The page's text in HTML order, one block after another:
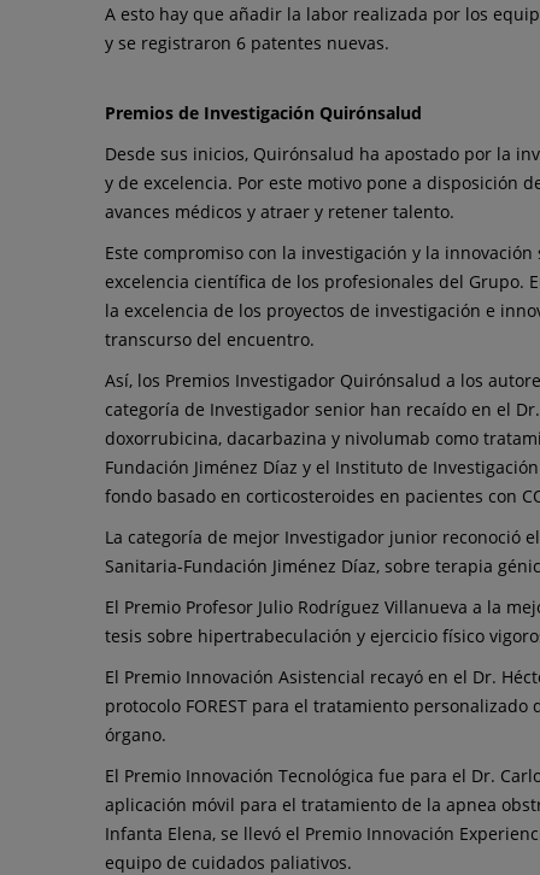
A esto hay que añadir la labor realizada por los
y se registraron 6 patentes nuevas.
Premios de Investigación Quirónsalud
Desde sus inicios, Quirónsalud ha apostado por la
y de excelencia. Por este motivo pone a disposición
avances médicos y atraer y retener talento.
Este compromiso con la investigación y la
excelencia científica de los profesionales del Grupo.
la excelencia de los proyectos de investigación e
transcurso del encuentro.
Así, los Premios Investigador Quirónsalud a los
categoría de Investigador senior han recaído en el
doxorrubicina, dacarbazina y nivolumab como
Fundación Jiménez Díaz y el Instituto de
fondo basado en corticosteroides en pacientes con
La categoría de mejor Investigador junior reconoció
Sanitaria-Fundación Jiménez Díaz, sobre terapia
El Premio Profesor Julio Rodríguez Villanueva a la
tesis sobre hipertrabeculación y ejercicio físico
El Premio Innovación Asistencial recayó en el Dr.
protocolo FOREST para el tratamiento
órgano.
El Premio Innovación Tecnológica fue para el Dr.
aplicación móvil para el tratamiento de la apnea
Infanta Elena, se llevó el Premio Innovación
equipo de cuidados paliativos.